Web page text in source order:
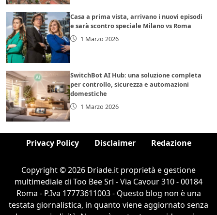
Casa a prima vista, arrivano i nuovi episodi
e sarà scontro speciale Milano vs Roma
1 Marzo 2026
SwitchBot AI Hub: una soluzione completa
per controllo, sicurezza e automazioni
domestiche
1 Marzo 2026
Privacy Policy Disclaimer Redazione
Copyright © 2026 Driade.it proprietà e gestione
multimediale di Too Bee Srl - Via Cavour 310 - 00184
Roma - P.Iva 17773611003 - Questo blog non è una
testata giornalistica, in quanto viene aggiornato senza